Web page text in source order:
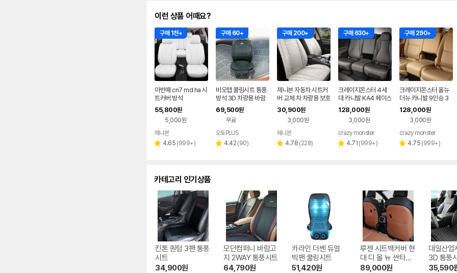
이런 상품 어때요?
구매 1천+
아반떼 cn7 md ha 시
트커버 방석
55,800원
5,000원
페이
제니븐
별 4.65 리
(999+)
구매 60+
비오랩 쿨링시트 통풍
방석 3D 차량용 바람
방석 자동차 쿨시트
69,500원
무료
오토PLUS
별 4.42 리
(90)
구매 200+
제니븐 자동차 시트커
버 교체 차 차량용 보호
매트 가죽 카시트 SF-
590 앞좌석
30,900원
3,000원
제니븐
별 4.78 리
(228)
구매 630+
크레이지몬스터 4세
대 카니발 KA4 페이스
리프트 시트 커버 신형
카니발 차량용시트 9
128,000원
3,000원
crazy monster
별 4.71 리
(999+)
구매 290+
크레이지몬스터 올뉴
더뉴 카니발 9인승 3
열 수납 팔쿠션
128,000원
3,000원
crazy monster
별 4.75 리
(999+)
카테고리 인기상품
킨톤 퀀텀 3팬 통풍
시트
34,900원
모던컴퍼니 바람고
지 2WAY 통풍시트
64,790원
카라인 더쎈 듀얼
빅팬 쿨링시트
51,420원
루젠 시트백커버 현
대 디 올 뉴 싼타페
MX5 전용
89,000원
대일산업
3D 통풍
35,590